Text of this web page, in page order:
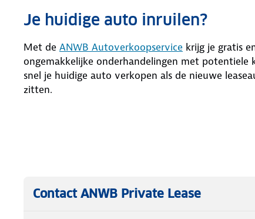
Je huidige auto inruilen?
Met de ANWB Autoverkoopservice krijg je gratis
ongemakkelijke onderhandelingen met
snel je huidige auto verkopen als de nieuwe
zitten.
Contact ANWB Private Lease